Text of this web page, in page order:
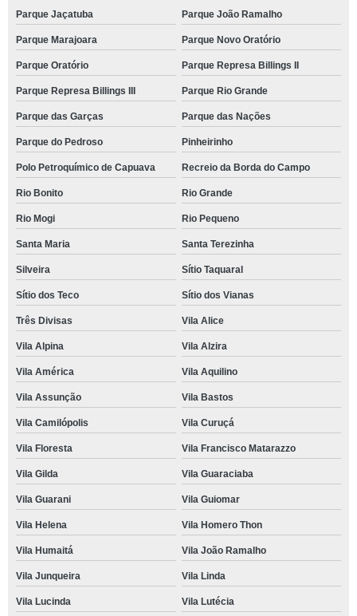
Parque Jaçatuba Parque João Ramalho
Parque Marajoara Parque Novo Oratório
Parque Oratório Parque Represa Billings II
Parque Represa Billings III Parque Rio Grande
Parque das Garças Parque das Nações
Parque do Pedroso Pinheirinho
Polo Petroquímico de Capuava Recreio da Borda do Campo
Rio Bonito Rio Grande
Rio Mogi Rio Pequeno
Santa Maria Santa Terezinha
Silveira Sítio Taquaral
Sítio dos Teco Sítio dos Vianas
Três Divisas Vila Alice
Vila Alpina Vila Alzira
Vila América Vila Aquilino
Vila Assunção Vila Bastos
Vila Camilópolis Vila Curuçá
Vila Floresta Vila Francisco Matarazzo
Vila Gilda Vila Guaraciaba
Vila Guarani Vila Guiomar
Vila Helena Vila Homero Thon
Vila Humaitá Vila João Ramalho
Vila Junqueira Vila Linda
Vila Lucinda Vila Lutécia